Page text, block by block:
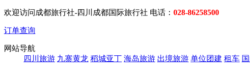
欢迎访问成都旅行社-四川成都国际旅行社 电话： 028-86258500
订单查询
网站导航
四川旅游 九寨黄龙 稻城亚丁 海岛旅游 出境旅游 单位团建 租车